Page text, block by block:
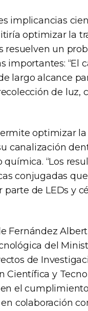
implicancias
optimizar la
resuelven un
importantes: “El
largo alcance
de luz,
optimizar
canalización
“Los
conjugadas
de LEDs y
Fernández
del
de
Científica y
el
colaboración